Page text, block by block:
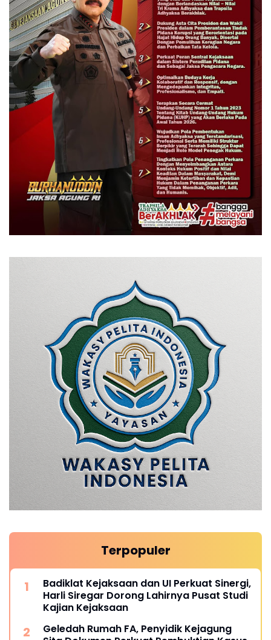
Terpopuler
Badiklat Kejaksaan dan UI Perkuat Sinergi,
Harli Siregar Dorong Lahirnya Pusat Studi
Kajian Kejaksaan
Geledah Rumah FA, Penyidik Kejagung